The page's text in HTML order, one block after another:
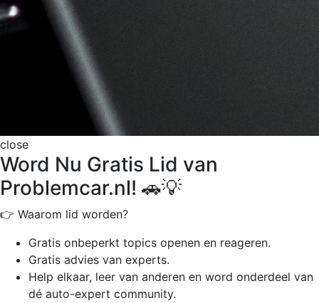
close
Word Nu Gratis Lid van
Problemcar.nl! 🚗💡
👉 Waarom lid worden?
Gratis onbeperkt topics openen en reageren.
Gratis advies van experts.
Help elkaar, leer van anderen en word onderdeel van
dé auto-expert community.